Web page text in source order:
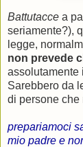
Battutacce a
seriamente?),
legge,
non prevede
assolutamente
Sarebbero da
di persone che
prepariamoci
mio padre e